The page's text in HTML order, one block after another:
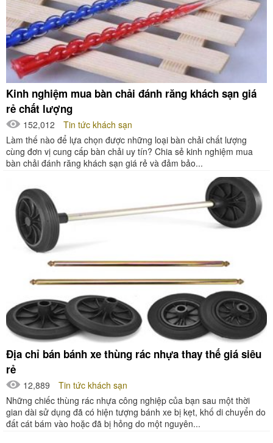
Kinh nghiệm mua bàn chải đánh răng khách sạn giá
rẻ chất lượng
152,012
Tin tức khách sạn
Làm thế nào để lựa chọn được những loại bàn chải chất lượng
cùng đơn vị cung cấp bàn chải uy tín? Chia sẻ kinh nghiệm mua
bàn chải đánh răng khách sạn giá rẻ và đảm bảo...
Địa chỉ bán bánh xe thùng rác nhựa thay thế giá siêu
rẻ
12,889
Tin tức khách sạn
Những chiếc thùng rác nhựa công nghiệp của bạn sau một thời
gian dài sử dụng đã có hiện tượng bánh xe bị kẹt, khố di chuyển do
đất cát bám vào hoặc đã bị hỏng do một nguyên...